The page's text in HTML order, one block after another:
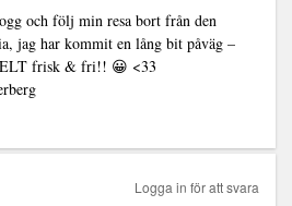
och följ min resa bort från den
jag har kommit en lång bit påväg –
frisk & fri!! 😀 <33
Logga in för att svara